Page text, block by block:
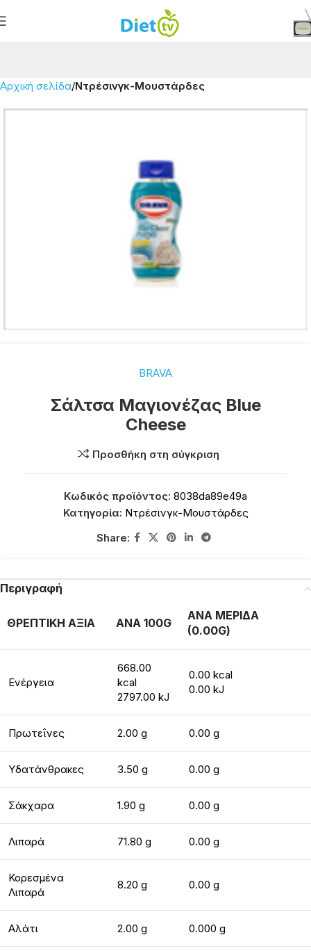
Αρχική σελίδα Ντρέσινγκ-Μουστάρδες
BRAVA
Σάλτσα Μαγιονέζας Blue
Cheese
Προσθήκη στη σύγκριση
Κωδικός προϊόντος: 8038da89e49a
Κατηγορία: Ντρέσινγκ-Μουστάρδες
Share:
Περιγραφή
ΘΡΕΠΤΙΚΗ ΑΞΙΑ ΑΝΑ 100G
ΑΝΑ ΜΕΡΙΔΑ
(0.00G)
Ενέργεια
668.00
kcal
2797.00 kJ
0.00 kcal
0.00 kJ
Πρωτεΐνες 2.00 g 0.00 g
Υδατάνθρακες 3.50 g 0.00 g
Σάκχαρα 1.90 g 0.00 g
Λιπαρά 71.80 g 0.00 g
Κορεσμένα
Λιπαρά
8.20 g 0.00 g
Αλάτι 2.00 g 0.000 g